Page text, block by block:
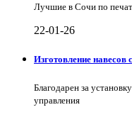
Лучшие в Сочи по
22-01-26
Изготовление
Благодарен за
управления